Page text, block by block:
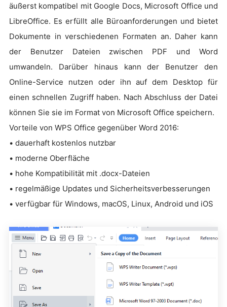
äußerst kompatibel mit Google Docs, Microsoft Office und
LibreOffice. Es erfüllt alle Büroanforderungen und bietet
Dokumente in verschiedenen Formaten an. Daher kann
der Benutzer Dateien zwischen PDF und Word
umwandeln. Darüber hinaus kann der Benutzer den
Online-Service nutzen oder ihn auf dem Desktop für
einen schnellen Zugriff haben. Nach Abschluss der Datei
können Sie sie im Format von Microsoft Office speichern.
Vorteile von WPS Office gegenüber Word 2016:
• dauerhaft kostenlos nutzbar
• moderne Oberfläche
• hohe Kompatibilität mit .docx-Dateien
• regelmäßige Updates und Sicherheitsverbesserungen
• verfügbar für Windows, macOS, Linux, Android und iOS